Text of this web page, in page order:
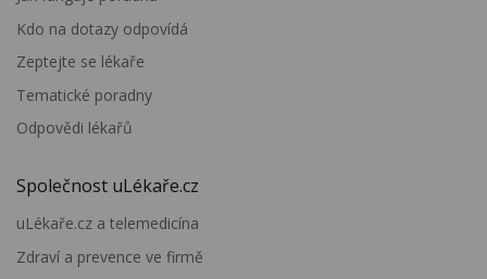
Kdo na dotazy odpovídá
Zeptejte se lékaře
Tematické poradny
Odpovědi lékařů
Společnost uLékaře.cz
uLékaře.cz a telemedicína
Zdraví a prevence ve firmě